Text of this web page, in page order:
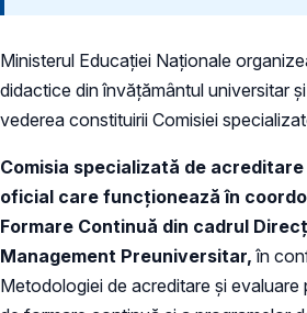
Ministerul Educației Naționale
didactice din învățământul universitar
vederea constituirii Comisiei
Comisia specializată de
oficial care funcționează în
Formare Continuă din cadrul
Management Preuniversitar,în
Metodologiei de acreditare şi